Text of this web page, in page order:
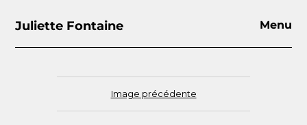
Juliette Fontaine Menu
Image précédente